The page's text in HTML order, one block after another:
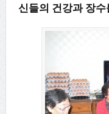
신들의 건강과 장